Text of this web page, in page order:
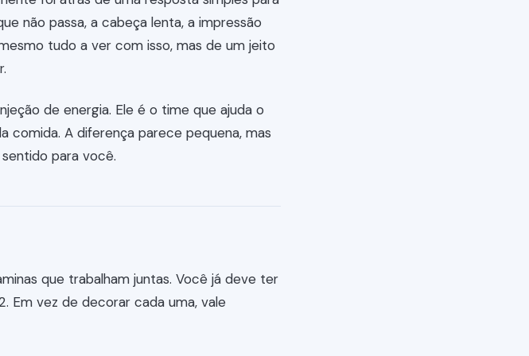
não passa, a cabeça lenta, a impressão
tudo a ver com isso, mas de um jeito
de energia. Ele é o time que ajuda o
comida. A diferença parece pequena, mas
para você.
que trabalham juntas. Você já deve ter
Em vez de decorar cada uma, vale